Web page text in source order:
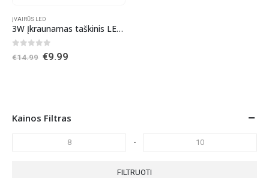
ĮVAIRŪS LED
3W Įkraunamas taškinis LED prožektorius
out of 5
€14.99 Original
€9.99Current
Kainos Filtras
-
FILTRUOTI